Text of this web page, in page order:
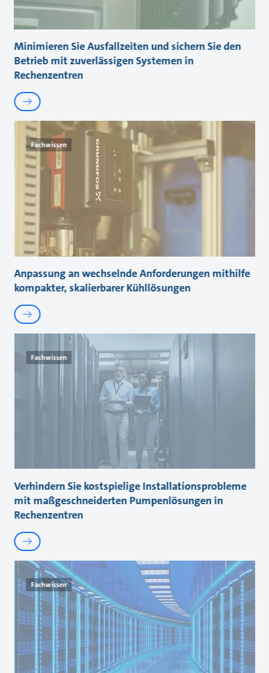
Minimieren Sie Ausfallzeiten und sichern Sie den
Betrieb mit zuverlässigen Systemen in
Rechenzentren
Fachwissen
Anpassung an wechselnde Anforderungen mithilfe
kompakter, skalierbarer Kühllösungen
Fachwissen
Verhindern Sie kostspielige Installationsprobleme
mit maßgeschneiderten Pumpenlösungen in
Rechenzentren
Fachwissen